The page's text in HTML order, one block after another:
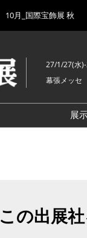
10月_国際宝飾展 秋
27/1/27(水
幕張メッセ
展
この出展